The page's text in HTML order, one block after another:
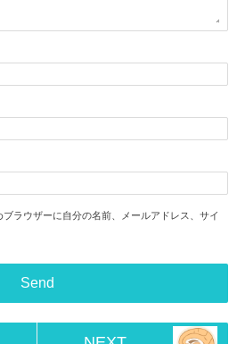
ラウザーに自分の名前、メールアドレス、サイ